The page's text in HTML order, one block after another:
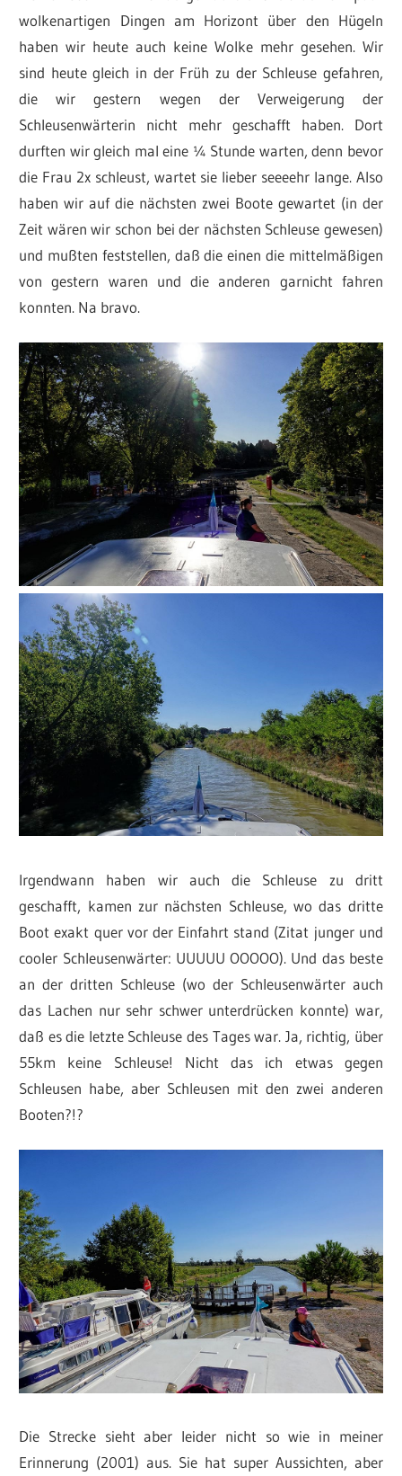
wolkenartigen Dingen am Horizont über den Hügeln
haben wir heute auch keine Wolke mehr gesehen. Wir
sind heute gleich in der Früh zu der Schleuse gefahren,
die wir gestern wegen der Verweigerung der
Schleusenwärterin nicht mehr geschafft haben. Dort
durften wir gleich mal eine ¼ Stunde warten, denn bevor
die Frau 2x schleust, wartet sie lieber seeeehr lange. Also
haben wir auf die nächsten zwei Boote gewartet (in der
Zeit wären wir schon bei der nächsten Schleuse gewesen)
und mußten feststellen, daß die einen die mittelmäßigen
von gestern waren und die anderen garnicht fahren
konnten. Na bravo.
Irgendwann haben wir auch die Schleuse zu dritt
geschafft, kamen zur nächsten Schleuse, wo das dritte
Boot exakt quer vor der Einfahrt stand (Zitat junger und
cooler Schleusenwärter: UUUUU OOOOO). Und das beste
an der dritten Schleuse (wo der Schleusenwärter auch
das Lachen nur sehr schwer unterdrücken konnte) war,
daß es die letzte Schleuse des Tages war. Ja, richtig, über
55km keine Schleuse! Nicht das ich etwas gegen
Schleusen habe, aber Schleusen mit den zwei anderen
Booten?!?
Die Strecke sieht aber leider nicht so wie in meiner
Erinnerung (2001) aus. Sie hat super Aussichten, aber